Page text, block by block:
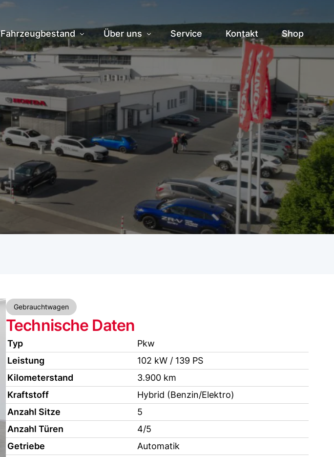
Fahrzeugbestand
Fahrzeuge vor Ort
Zentrallager
Über uns
Team
Veranstaltungen
Jobs
Service Kontakt Shop
Gebrauchtwagen
Technische Daten
Typ
Pkw
Leistung
102 kW / 139 PS
Kilometerstand
3.900 km
Kraftstoff
Hybrid (Benzin/Elektro)
Anzahl Sitze
5
Anzahl Türen
4/5
Getriebe
Automatik